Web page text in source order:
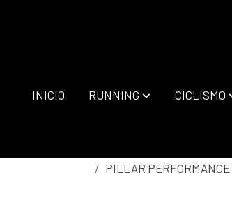
INICIO RUNNING CICLISMO
PILLAR